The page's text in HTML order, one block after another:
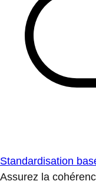
Standardisation
Assurez la